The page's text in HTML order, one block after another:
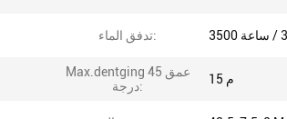
تدفق الماء:
Max.dentging عمق 45
درجة:
15 م